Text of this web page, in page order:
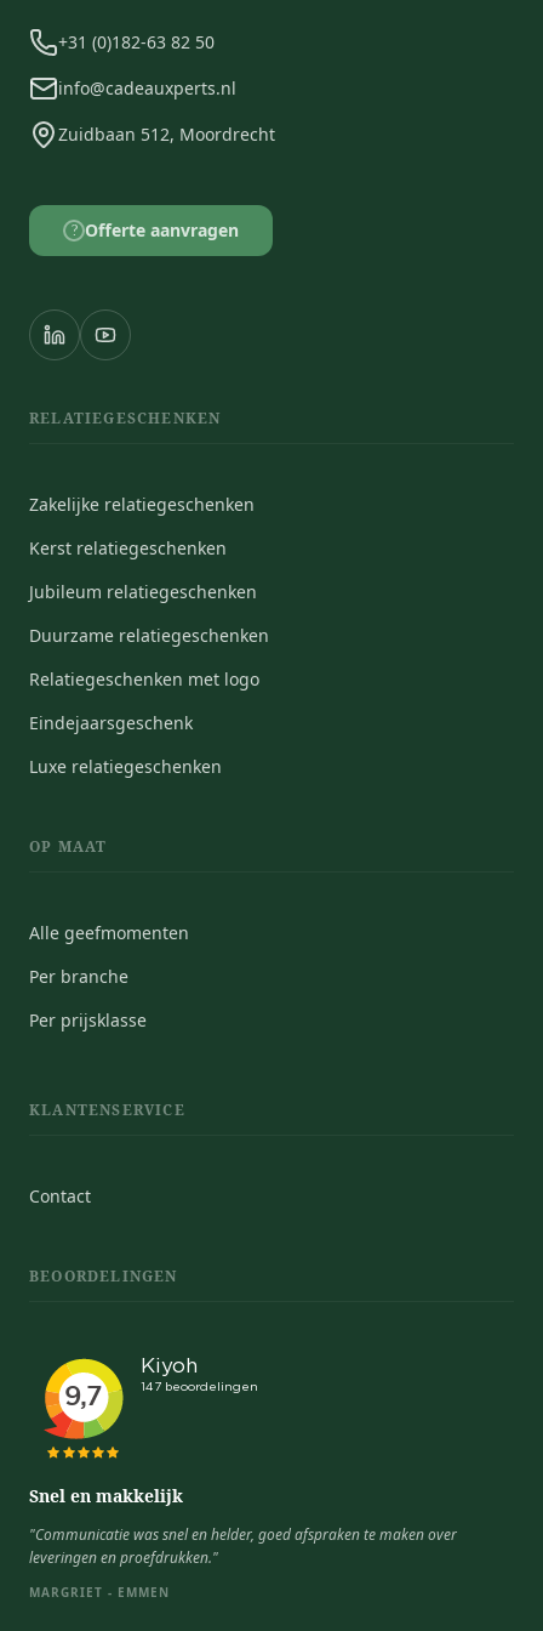
+31 (0)182-63 82 50
info@cadeauxperts.nl
Zuidbaan 512, Moordrecht
? Offerte aanvragen
RELATIEGESCHENKEN
Zakelijke relatiegeschenken
Kerst relatiegeschenken
Jubileum relatiegeschenken
Duurzame relatiegeschenken
Relatiegeschenken met logo
Eindejaarsgeschenk
Luxe relatiegeschenken
OP MAAT
Alle geefmomenten
Per branche
Per prijsklasse
KLANTENSERVICE
Contact
BEOORDELINGEN
Snel en makkelijk
"Communicatie was snel en helder, goed afspraken te maken over
leveringen en proefdrukken."
MARGRIET - EMMEN